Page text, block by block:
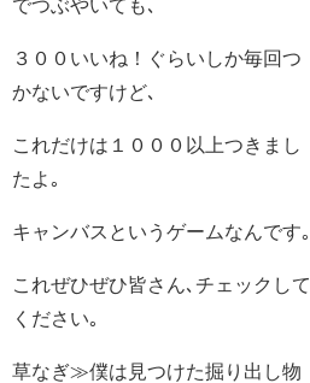
でつぶやいても､
３００いいね！ぐらいしか毎回つ
かないですけど､
これだけは１０００以上つきまし
たよ｡
キャンバスというゲームなんです｡
これぜひぜひ皆さん､チェックして
ください｡
草なぎ≫僕は見つけた掘り出し物